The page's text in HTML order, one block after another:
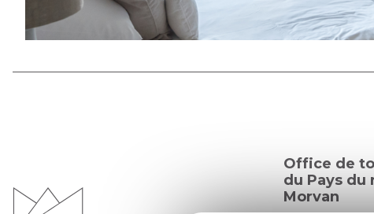
Office de
du Pays du
Morvan